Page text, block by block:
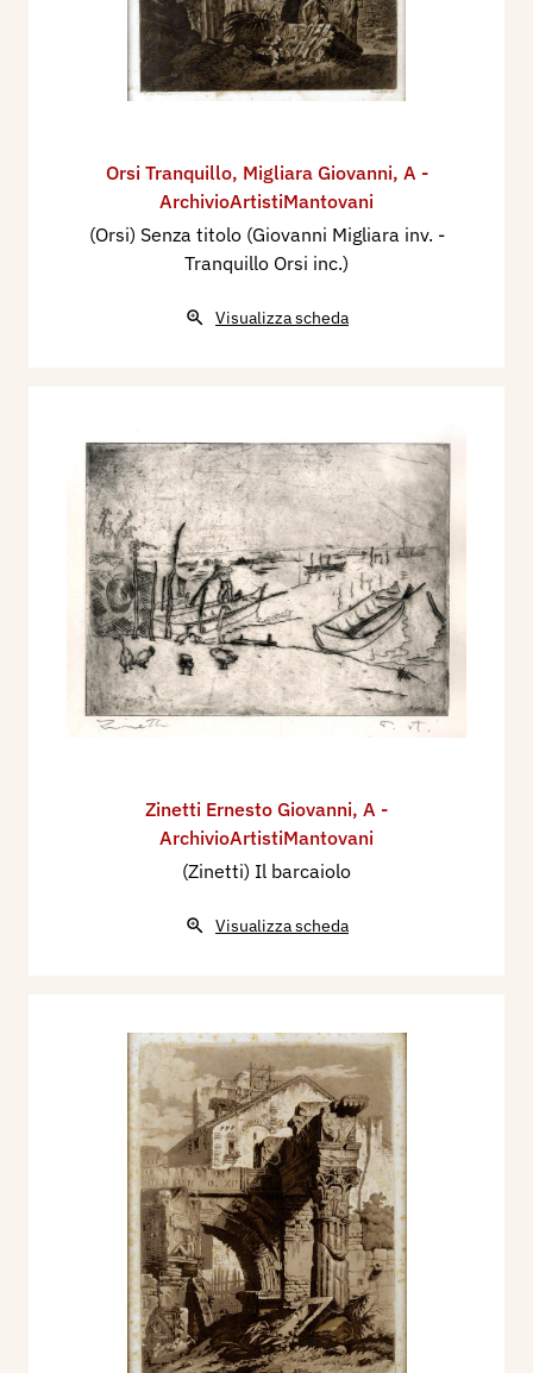
Orsi Tranquillo, Migliara Giovanni, A -
ArchivioArtistiMantovani
(Orsi) Senza titolo (Giovanni Migliara inv. -
Tranquillo Orsi inc.)
Visualizza scheda
Zinetti Ernesto Giovanni, A -
ArchivioArtistiMantovani
(Zinetti) Il barcaiolo
Visualizza scheda